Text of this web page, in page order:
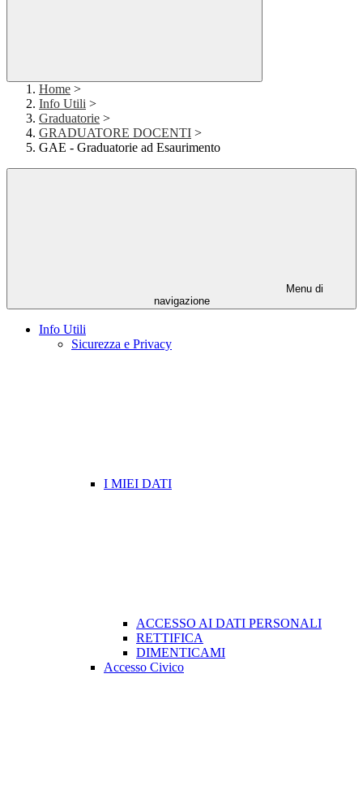
Home >
Info Utili >
Graduatorie >
GRADUATORE DOCENTI >
GAE - Graduatorie ad Esaurimento
Menu di
navigazione
Info Utili
Sicurezza e Privacy
I MIEI DATI
ACCESSO AI DATI PERSONALI
RETTIFICA
DIMENTICAMI
Accesso Civico